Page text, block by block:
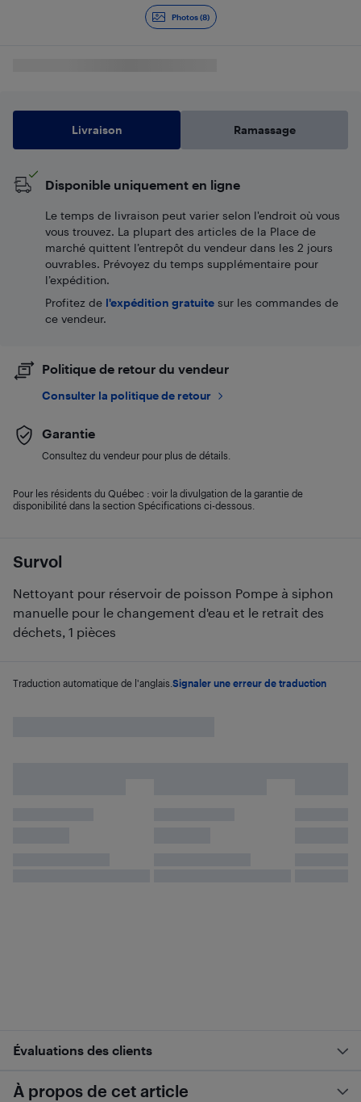
Photos (8)
Survol
Nettoyant pour réservoir de poisson Pompe à siphon
manuelle pour le changement d'eau et le retrait des
déchets, 1 pièces
Traduction automatique de l'anglais. Signaler une erreur de traduction
Livraison Ramassage
Disponible uniquement en ligne
Le temps de livraison peut varier selon l'endroit où vous
vous trouvez. La plupart des articles de la Place de
marché quittent l’entrepôt du vendeur dans les 2 jours
ouvrables. Prévoyez du temps supplémentaire pour
l’expédition.
Profitez de l'expédition gratuite sur les commandes de
ce vendeur.
Politique de retour du vendeur
Consulter la politique de retour
Garantie
Consultez du vendeur pour plus de détails.
Pour les résidents du Québec : voir la divulgation de la garantie de
disponibilité dans la section Spécifications ci-dessous.
Évaluations des clients
À propos de cet article